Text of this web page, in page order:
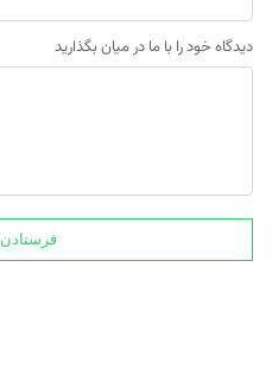
دیدگاه خود را با ما در میان بگذارید